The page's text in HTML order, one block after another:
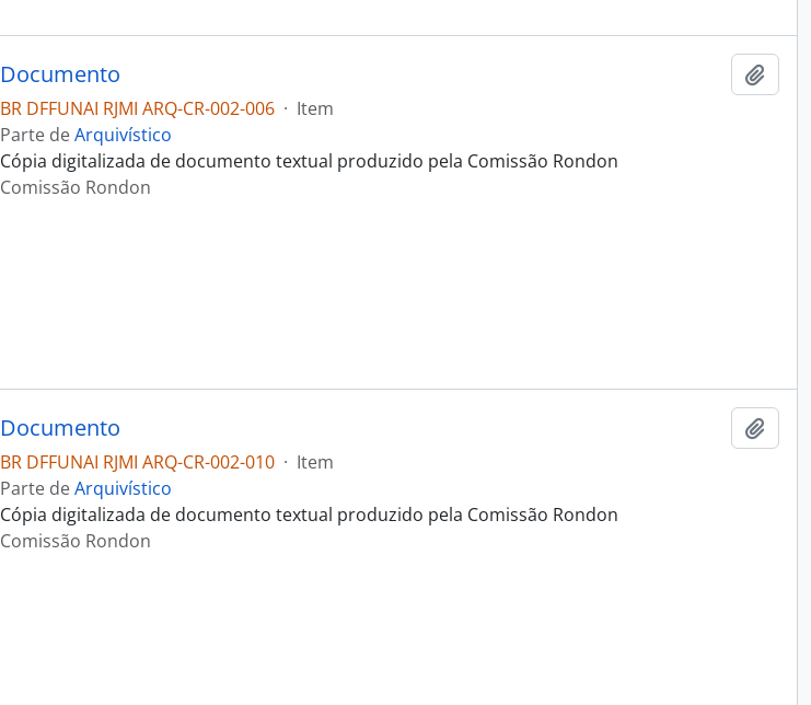
Documento
BR DFFUNAI RJMI ARQ-CR-002-006 · Item
Parte deArquivístico
Cópia digitalizada de documento textual produzido pela Comissão Rondon
Comissão Rondon
Documento
BR DFFUNAI RJMI ARQ-CR-002-010 · Item
Parte deArquivístico
Cópia digitalizada de documento textual produzido pela Comissão Rondon
Comissão Rondon